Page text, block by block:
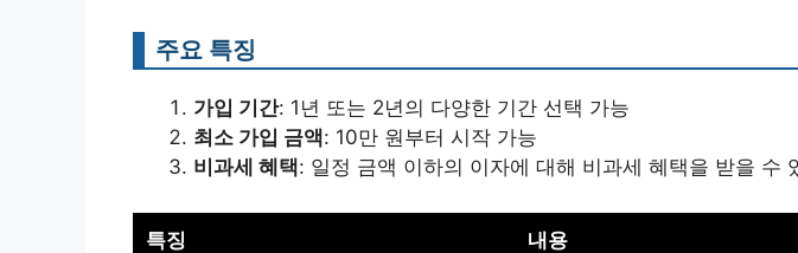
주요 특징
가입 기간: 1년 또는 2년의 다양한 기간 선택 가능
최소 가입 금액: 10만 원부터 시작 가능
비과세 혜택: 일정 금액 이하의 이자에 대해 비과세 혜택을 받을 수
특징 내용